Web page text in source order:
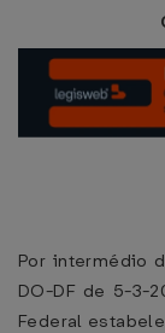
Por intermédio
DO-DF de 5-3-
Federal